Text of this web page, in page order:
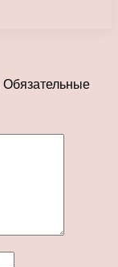
Обязательные